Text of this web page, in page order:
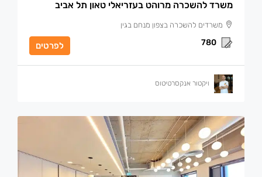
משרד להשכרה מרוהט בעזריאלי טאון תל אביב
משרדים להשכרה בצפון מנחם בגין
780 לפרטים
ויקטור אנקסרטיטוס